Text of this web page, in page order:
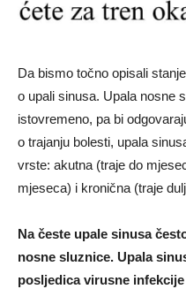
Da bismo točno opisali
o upali sinusa. Upala nosne
istovremeno, pa bi
o trajanju bolesti, upala
vrste: akutna (traje do
mjeseca) i kronična (traje
Na česte upale sinusa
nosne sluznice. Upala
posljedica virusne